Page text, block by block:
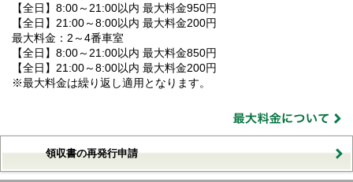
【全日】8:00～21:00以内 最大料金950円
【全日】21:00～8:00以内 最大料金200円
最大料金：2～4番車室
【全日】8:00～21:00以内 最大料金850円
【全日】21:00～8:00以内 最大料金200円
※最大料金は繰り返し適用となります。
領収書の再発行申請